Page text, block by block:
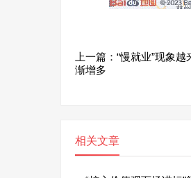
上一篇： “慢就业”现象
渐增多
相关文章